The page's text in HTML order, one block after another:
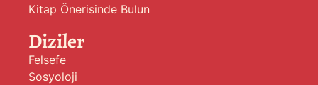
Kitap Önerisinde Bulun
Diziler
Felsefe
Sosyoloji